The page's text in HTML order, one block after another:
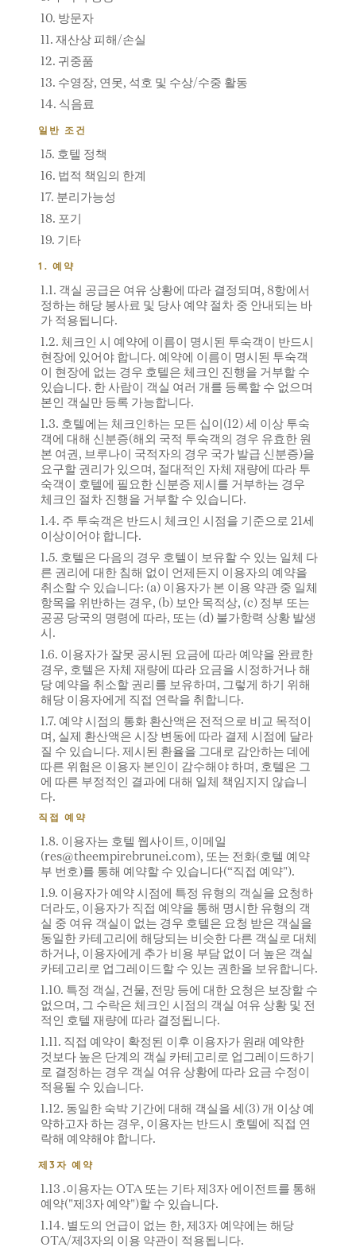
10. 방문자
11. 재산상 피해/손실
12. 귀중품
13. 수영장, 연못, 석호 및 수상/수중 활동
14. 식음료
일반 조건
15. 호텔 정책
16. 법적 책임의 한계
17. 분리가능성
18. 포기
19. 기타
1. 예약
1.1. 객실 공급은 여유 상황에 따라 결정되며, 8항에서
정하는 해당 봉사료 및 당사 예약 절차 중 안내되는 바
가 적용됩니다.
1.2. 체크인 시 예약에 이름이 명시된 투숙객이 반드시
현장에 있어야 합니다. 예약에 이름이 명시된 투숙객
이 현장에 없는 경우 호텔은 체크인 진행을 거부할 수
있습니다. 한 사람이 객실 여러 개를 등록할 수 없으며
본인 객실만 등록 가능합니다.
1.3. 호텔에는 체크인하는 모든 십이(12) 세 이상 투숙
객에 대해 신분증(해외 국적 투숙객의 경우 유효한 원
본 여권, 브루나이 국적자의 경우 국가 발급 신분증)을
요구할 권리가 있으며, 절대적인 자체 재량에 따라 투
숙객이 호텔에 필요한 신분증 제시를 거부하는 경우
체크인 절차 진행을 거부할 수 있습니다.
1.4. 주 투숙객은 반드시 체크인 시점을 기준으로 21세
이상이어야 합니다.
1.5. 호텔은 다음의 경우 호텔이 보유할 수 있는 일체 다
른 권리에 대한 침해 없이 언제든지 이용자의 예약을
취소할 수 있습니다: (a) 이용자가 본 이용 약관 중 일체
항목을 위반하는 경우, (b) 보안 목적상, (c) 정부 또는
공공 당국의 명령에 따라, 또는 (d) 불가항력 상황 발생
시.
1.6. 이용자가 잘못 공시된 요금에 따라 예약을 완료한
경우, 호텔은 자체 재량에 따라 요금을 시정하거나 해
당 예약을 취소할 권리를 보유하며, 그렇게 하기 위해
해당 이용자에게 직접 연락을 취합니다.
1.7. 예약 시점의 통화 환산액은 전적으로 비교 목적이
며, 실제 환산액은 시장 변동에 따라 결제 시점에 달라
질 수 있습니다. 제시된 환율을 그대로 감안하는 데에
따른 위험은 이용자 본인이 감수해야 하며, 호텔은 그
에 따른 부정적인 결과에 대해 일체 책임지지 않습니
다.
직접 예약
1.8. 이용자는 호텔 웹사이트, 이메일
(res@theempirebrunei.com ), 또는 전화(호텔 예약
부 번호)를 통해 예약할 수 있습니다(“직접 예약").
1.9. 이용자가 예약 시점에 특정 유형의 객실을 요청하
더라도, 이용자가 직접 예약을 통해 명시한 유형의 객
실 중 여유 객실이 없는 경우 호텔은 요청 받은 객실을
동일한 카테고리에 해당되는 비슷한 다른 객실로 대체
하거나, 이용자에게 추가 비용 부담 없이 더 높은 객실
카테고리로 업그레이드할 수 있는 권한을 보유합니다.
1.10. 특정 객실, 건물, 전망 등에 대한 요청은 보장할 수
없으며, 그 수락은 체크인 시점의 객실 여유 상황 및 전
적인 호텔 재량에 따라 결정됩니다.
1.11. 직접 예약이 확정된 이후 이용자가 원래 예약한
것보다 높은 단계의 객실 카테고리로 업그레이드하기
로 결정하는 경우 객실 여유 상황에 따라 요금 수정이
적용될 수 있습니다.
1.12. 동일한 숙박 기간에 대해 객실을 세(3) 개 이상 예
약하고자 하는 경우, 이용자는 반드시 호텔에 직접 연
락해 예약해야 합니다.
제3자 예약
1.13 .이용자는 OTA 또는 기타 제3자 에이전트를 통해
예약("제3자 예약")할 수 있습니다.
1.14. 별도의 언급이 없는 한, 제3자 예약에는 해당
OTA/제3자의 이용 약관이 적용됩니다.